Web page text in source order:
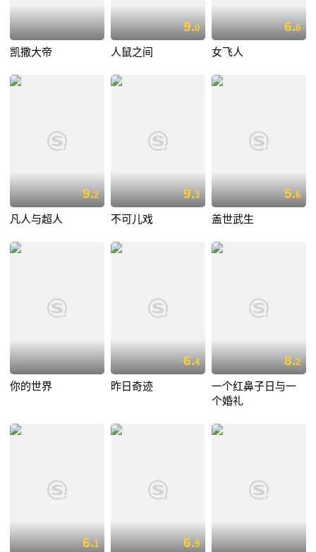
凯撒大帝
9.0
人鼠之间
6.6
女飞人
9.2
凡人与超人
9.3
不可儿戏
5.6
盖世武生
你的世界
6.4
昨日奇迹
8.2
一个红鼻子日与一
个婚礼
6.1 6.9